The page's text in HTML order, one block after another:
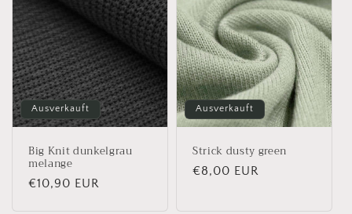
Ausverkauft
Big Knit dunkelgrau
melange
Normaler
€10,90 EUR
Ausverkauft
Strick dusty green
Normaler
€8,00 EUR